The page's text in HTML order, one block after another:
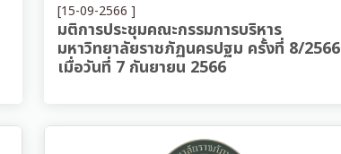
[15-09-2566 ]
มติการประชุมคณะกรรมการบริหาร
มหาวิทยาลัยราชภัฏนครปฐม ครั้งที่ 8/2566
เมื่อวันที่ 7 กันยายน 2566